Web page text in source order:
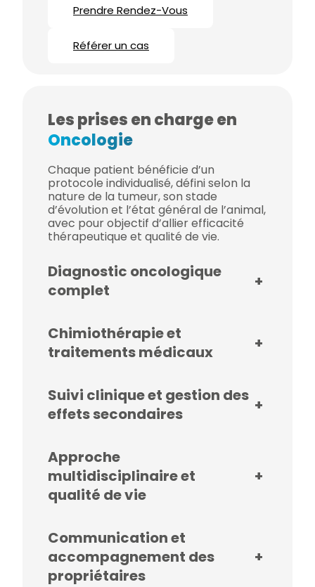
Prendre Rendez-Vous
Référer un cas
Les prises en charge en
Oncologie
Chaque patient bénéficie d’un
protocole individualisé, défini selon la
nature de la tumeur, son stade
d’évolution et l’état général de l’animal,
avec pour objectif d’allier efficacité
thérapeutique et qualité de vie.
Diagnostic oncologique
complet
+
Chimiothérapie et
traitements médicaux
+
Suivi clinique et gestion des
effets secondaires
+
Approche
multidisciplinaire et
qualité de vie
+
Communication et
accompagnement des
propriétaires
+